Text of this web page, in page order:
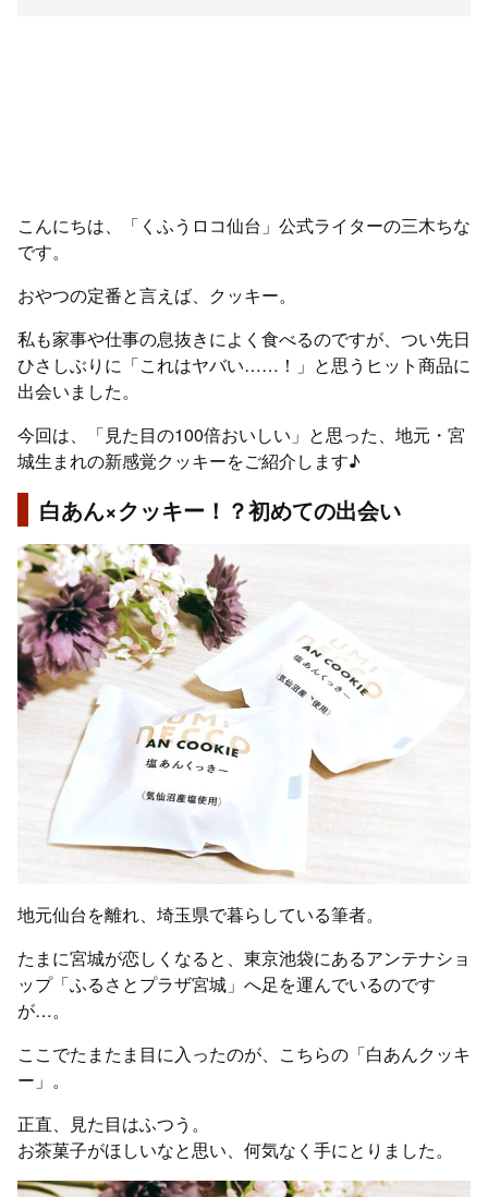
こんにちは、「くふうロコ仙台」公式ライターの三木ちな
です。
おやつの定番と言えば、クッキー。
私も家事や仕事の息抜きによく食べるのですが、つい先日
ひさしぶりに「これはヤバい……！」と思うヒット商品に
出会いました。
今回は、「見た目の100倍おいしい」と思った、地元・宮
城生まれの新感覚クッキーをご紹介します♪
白あん×クッキー！？初めての出会い
地元仙台を離れ、埼玉県で暮らしている筆者。
たまに宮城が恋しくなると、東京池袋にあるアンテナショ
ップ「ふるさとプラザ宮城」へ足を運んでいるのです
が…。
ここでたまたま目に入ったのが、こちらの「白あんクッキ
ー」。
正直、見た目はふつう。
お茶菓子がほしいなと思い、何気なく手にとりました。